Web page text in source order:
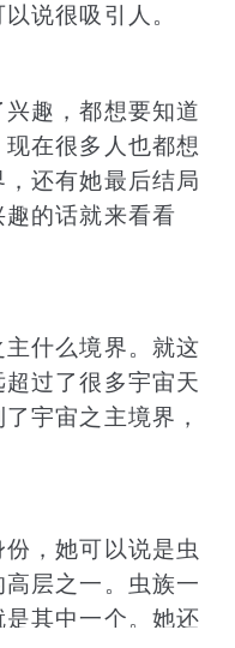
说很吸引人。
趣，都想要知道
在很多人也都想
还有她最后结局
的话就来看看
什么境界。就这
过了很多宇宙天
宇宙之主境界，
，她可以说是虫
层之一。虫族一
其中一个。她还